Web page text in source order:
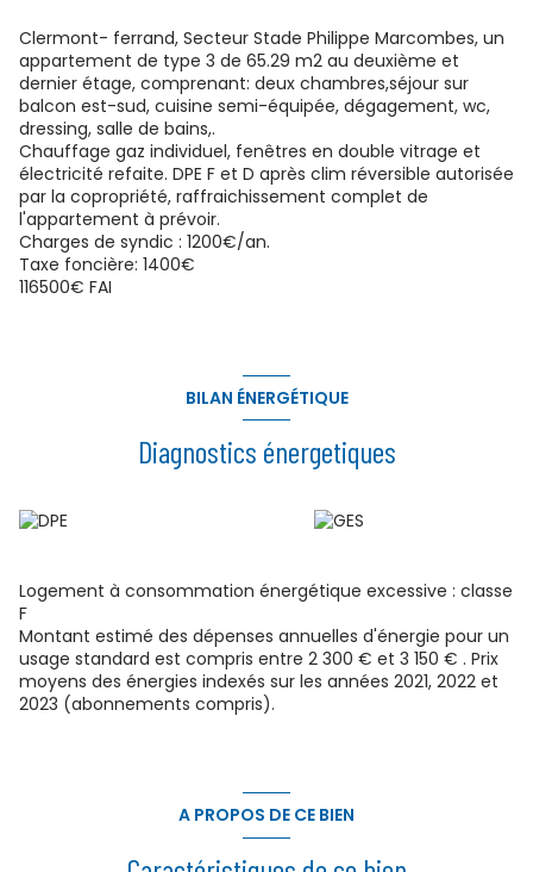
Clermont- ferrand, Secteur Stade Philippe Marcombes, un
appartement de type 3 de 65.29 m2 au deuxième et
dernier étage, comprenant: deux chambres,séjour sur
balcon est-sud, cuisine semi-équipée, dégagement, wc,
dressing, salle de bains,.
Chauffage gaz individuel, fenêtres en double vitrage et
électricité refaite. DPE F et D après clim réversible autorisée
par la copropriété, raffraichissement complet de
l'appartement à prévoir.
Charges de syndic : 1200€/an.
Taxe foncière: 1400€
116500€ FAI
BILAN ÉNERGÉTIQUE
Diagnostics énergetiques
Logement à consommation énergétique excessive : classe
F
Montant estimé des dépenses annuelles d'énergie pour un
usage standard est compris entre 2 300 € et 3 150 € . Prix
moyens des énergies indexés sur les années 2021, 2022 et
2023 (abonnements compris).
A PROPOS DE CE BIEN